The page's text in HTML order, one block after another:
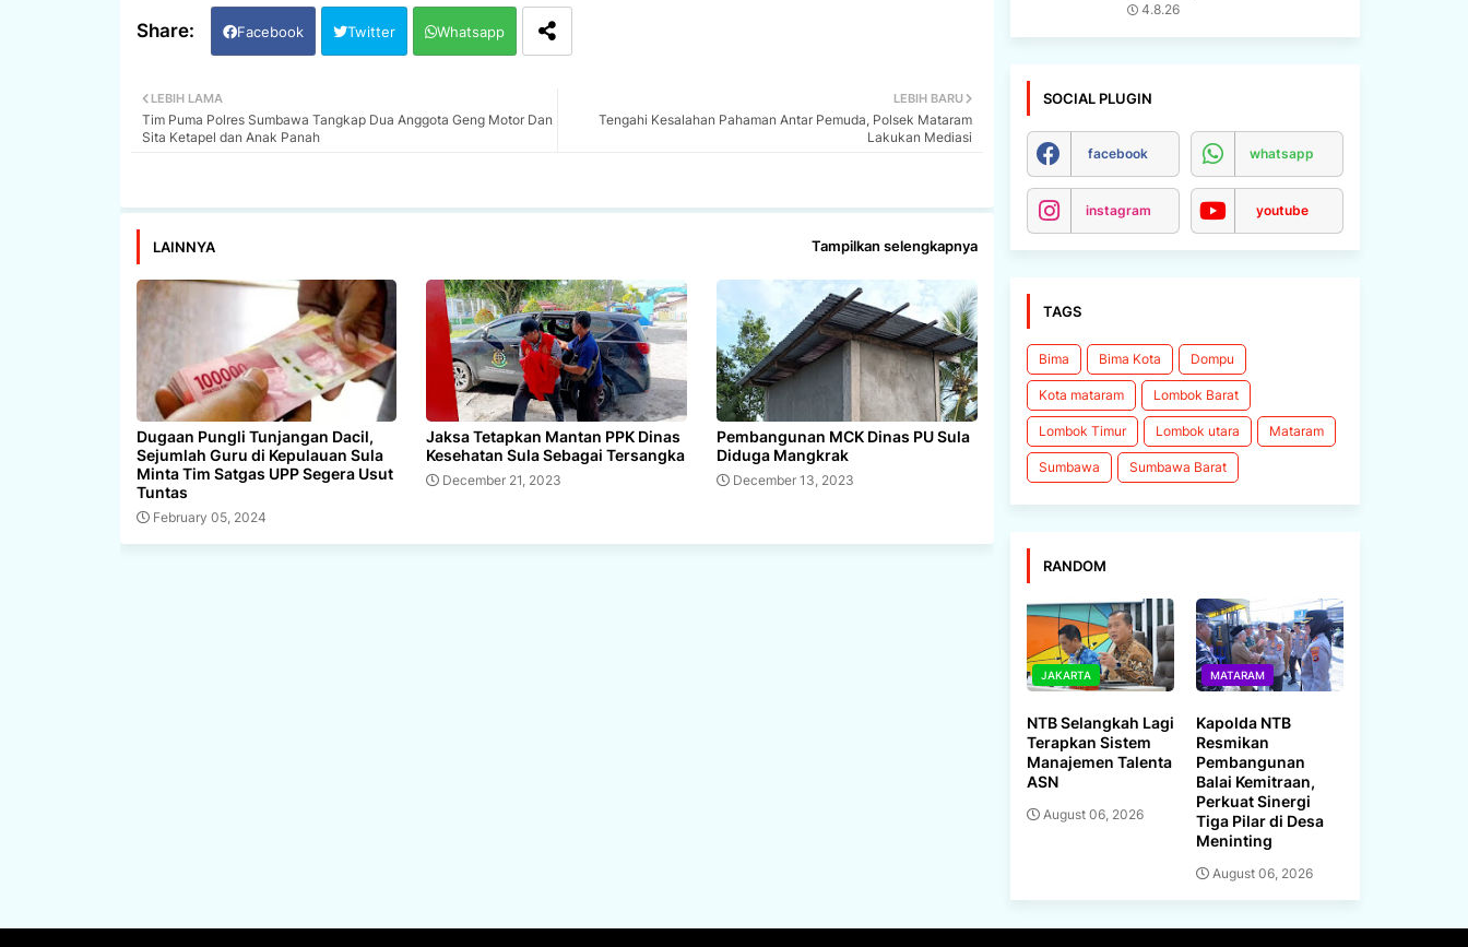
Facebook Twitter Whatsapp
LEBIH BARU
Tengahi Kesalahan Pahaman Antar Pemuda, Polsek Mataram
Lakukan Mediasi
LEBIH LAMA
Tim Puma Polres Sumbawa Tangkap Dua Anggota Geng Motor Dan
Sita Ketapel dan Anak Panah
LAINNYA Tampilkan selengkapnya
Dugaan Pungli Tunjangan Dacil,
Sejumlah Guru di Kepulauan Sula
Minta Tim Satgas UPP Segera Usut
Tuntas
February 05, 2024
Jaksa Tetapkan Mantan PPK Dinas
Kesehatan Sula Sebagai Tersangka
December 21, 2023
Pembangunan MCK Dinas PU Sula
Diduga Mangkrak
December 13, 2023
4.8.26
SOCIAL PLUGIN
facebook whatsapp
instagram youtube
TAGS
Bima Bima Kota Dompu
Kota mataram Lombok Barat
Lombok Timur Lombok utara Mataram
Sumbawa Sumbawa Barat
RANDOM
JAKARTA
NTB Selangkah Lagi
Terapkan Sistem
Manajemen Talenta
ASN
August 06, 2026
MATARAM
Kapolda NTB
Resmikan
Pembangunan
Balai Kemitraan,
Perkuat Sinergi
Tiga Pilar di Desa
Meninting
August 06, 2026